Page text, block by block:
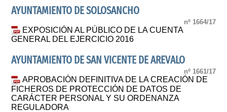
AYUNTAMIENTO DE SOLOSANCHO
nº 1664/17
EXPOSICIÓN AL PÚBLICO DE LA CUENTA
GENERAL DEL EJERCICIO 2016
AYUNTAMIENTO DE SAN VICENTE DE AREVALO
nº 1661/17
APROBACIÓN DEFINITIVA DE LA CREACIÓN DE
FICHEROS DE PROTECCIÓN DE DATOS DE
CARÁCTER PERSONAL Y SU ORDENANZA
REGULADORA